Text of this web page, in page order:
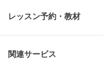
レッスン予約・教材
関連サービス